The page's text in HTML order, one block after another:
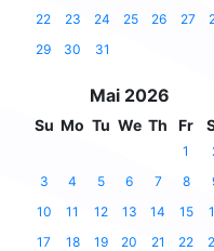
22
23 24 25 26 27
29
30 31
Mai 2026
Su Mo Tu We Th Fr
1
3
4 5 6 7 8
10
11 12 13 14 15
17
18 19 20 21 22